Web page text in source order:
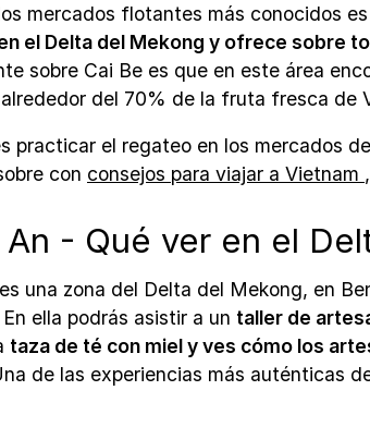
mercados flotantes más conocidos
el Delta del Mekong y ofrece sobre
sobre Cai Be es que en este área
del 70% de la fruta fresca de
practicar el regateo en los mercados
con consejos para viajar a Vietnam
An - Qué ver en el
una zona del Delta del Mekong, en
En ella podrás asistir a un taller de
taza de té con miel y ves cómo los
de las experiencias más auténticas